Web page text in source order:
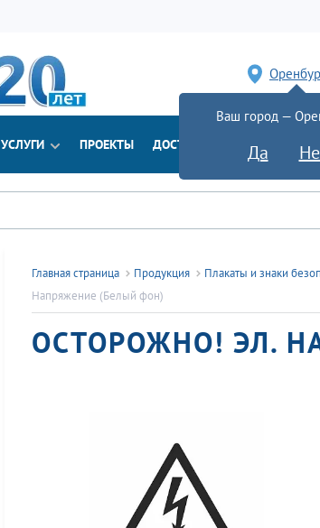
Ваш город —
Да
УСЛУГИ ПРОЕКТЫ ДОСТАВКА ДОКУМЕНТЫ
Главная страница Продукция Плакаты и знаки
Напряжение (Белый фон)
ОСТОРОЖНО! ЭЛ.